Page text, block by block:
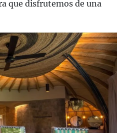
que disfrutemos de una